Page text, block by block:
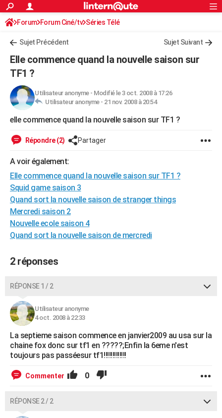
ACTUALITÉS
Politique
Société
Faits Divers
Education
Monde
Villes
+
Programme TV
TNTStreaming
Cinéma
Sorties cinéma
Musique
+FINANCE
Retraite
Impôts
Epargne
Immobilier
Risques naturels par ville
Banque
Assurance
Crédit
AUTO
Essais
Réserver un essai
Citadines
Berlines
SUV
Forum auto
HIGH-TECH
Guides de France
Escapades
Patrimoine
Expositions
Musées
Week-end nature
+LIFESTYLE
Art de vivre
Bien-être
Loisirs
Mode
Modes de vie
SANTE
Alimentation
Guide de la santé
Maladies
Médicaments
Sommeil
VOYAGE
Destinations
City break
Voyage nature
Voyage de noces
Forum
Climat
+PHOTO
Carte de Noël
Carte Bonne année
Carte Saint-Valentin
Carte Pâques
Carte d'anniversaire
DICTIONNAIRE
Dictionnaire
Biographies
Citations
Expressions
Proverbes
PROGRAMME TV
COPAINS D'AVANT
S'inscrire
Se connecter
Lycées
Collèges
Primaires
Universités
Entreprises
Service militaire
Avis de recherche
AVIS DE DÉCÈS
S'inscrire
Connexion
Forum Forum Ciné/tv Séries Télé
Sujet Précédent Sujet Suivant
Elle commence quand la nouvelle saison sur
TF1 ?
Utilisateur anonyme- Modifié le 3 oct. 2008 à 17:26
Utilisateur anonyme - 21 nov. 2008 à 20:54
elle commence quand la nouvelle saison sur TF1 ?
Répondre (2) Partager
A voir également:
Elle commence quand la nouvelle saison sur TF1 ?
Squid game saison 3
Quand sort la nouvelle saison de stranger things
Mercredi saison 2
Nouvelle ecole saison 4
Quand sort la nouvelle saison de mercredi
2 réponses
RÉPONSE 1 / 2
Utilisateur anonyme
4 oct. 2008 à 22:33
La septieme saison commence en janvier2009 au usa sur la
chaine fox donc sur tf1 en ?????;Enfin la 6eme n'est
toujours pas passéesur tf1!!!!!!!!!!!!!
Commenter 0
RÉPONSE 2 / 2